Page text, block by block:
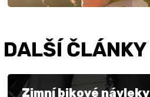
DALŠÍ ČLÁNKY
Zimní bikové návleky